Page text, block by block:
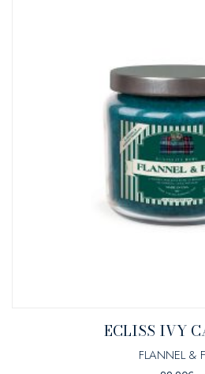
ECLISS IVY
FLANNEL &